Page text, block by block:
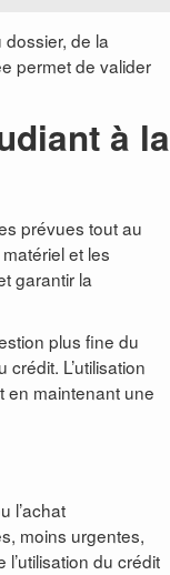
de la
permet de valider
à la
prévues tout au
et les
garantir la
plus fine du
L’utilisation
en maintenant une
l’achat
moins urgentes,
du crédit